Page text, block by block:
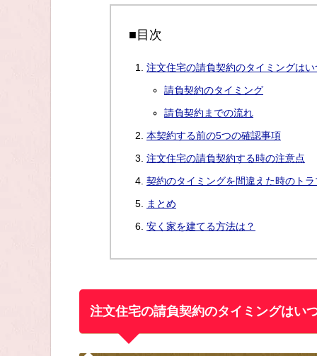
■目次
注文住宅の請負契約のタイミングはい
請負契約のタイミング
請負契約までの流れ
本契約する前の5つの確認事項
注文住宅の請負契約する時の注意点
契約のタイミングを間違えた時のト
まとめ
安く家を建てる方法は？
注文住宅の請負契約のタイミングはい